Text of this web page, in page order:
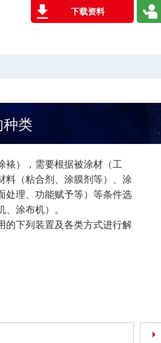
下载资料
类
裱），需要根据被涂材（工
料（粘合剂、涂膜剂等）、涂
处理、功能赋予等）等条件选
涂布机）。
的下列装置及各类方式进行解